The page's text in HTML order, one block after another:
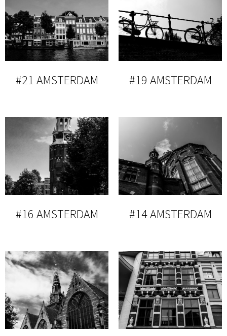
#21 AMSTERDAM #19 AMSTERDAM
#16 AMSTERDAM #14 AMSTERDAM